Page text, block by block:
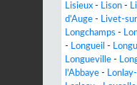
Lisieux - Lison -
d'Auge - Livet-
Longchamps -
- Longueil -
Longueville -
l'Abbaye -